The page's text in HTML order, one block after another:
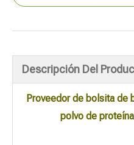
Descripción Del
Proveedor de bolsita de
polvo de